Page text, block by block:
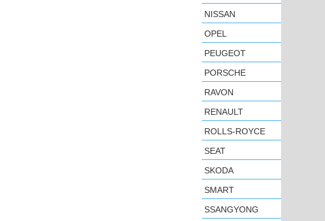
NISSAN
OPEL
PEUGEOT
PORSCHE
RAVON
RENAULT
ROLLS-ROYCE
SEAT
SKODA
SMART
SSANGYONG